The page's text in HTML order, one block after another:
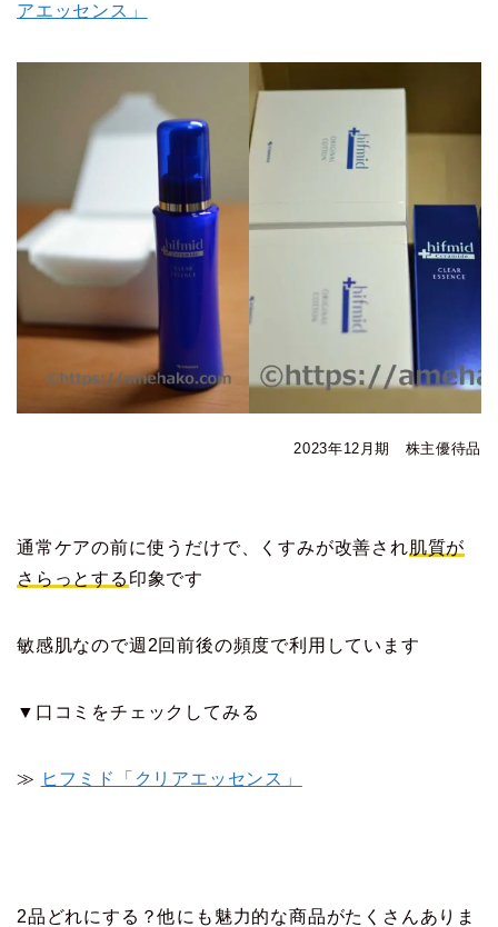
アエッセンス」
2023年12月期 株主優待品
通常ケアの前に使うだけで、くすみが改善され肌質が
さらっとする 印象です
敏感肌なので週2回前後の頻度で利用しています
▼口コミをチェックしてみる
≫ ヒフミド「クリアエッセンス」
2品どれにする？他にも魅力的な商品がたくさんありま